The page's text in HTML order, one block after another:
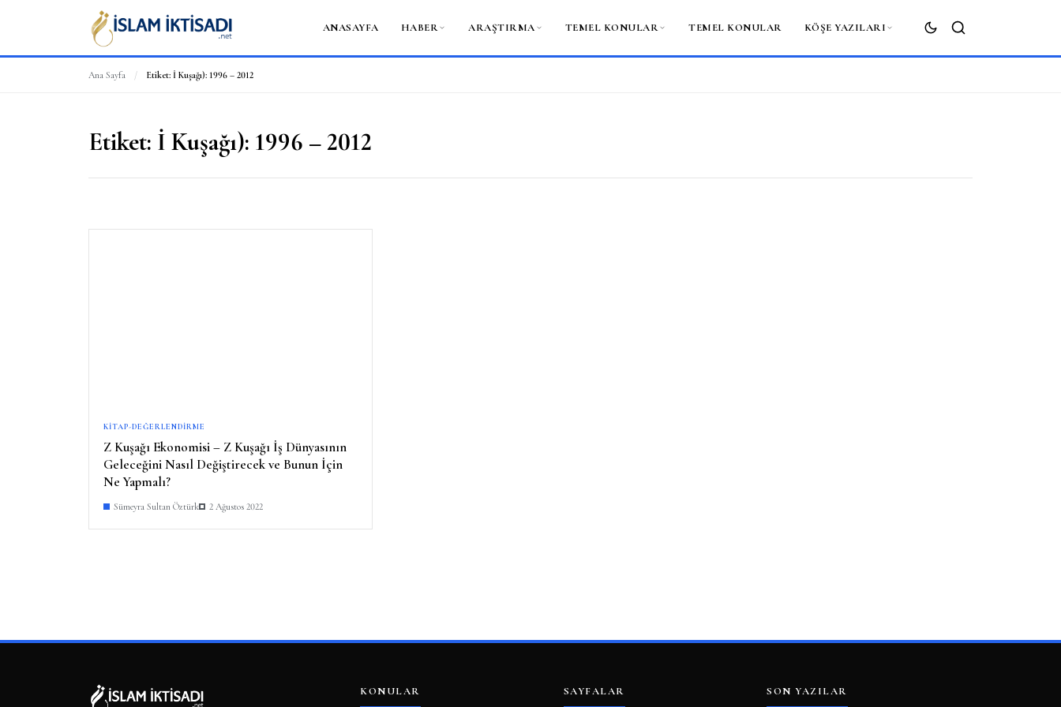
ANASAYFA HABER ARAŞTIRMA TEMEL KONULAR TEMEL KONULAR KÖŞE YAZILARI
ARA
Ana Sayfa / Etiket: İ Kuşağı): 1996 – 2012
Etiket: İ Kuşağı): 1996 – 2012
KITAP-DEĞERLENDIRME
Z Kuşağı Ekonomisi – Z Kuşağı İş Dünyasının
Geleceğini Nasıl Değiştirecek ve Bunun İçin
Ne Yapmalı?
Sümeyra Sultan Öztürk 2 Ağustos 2022
KONULAR SAYFALAR SON YAZILAR